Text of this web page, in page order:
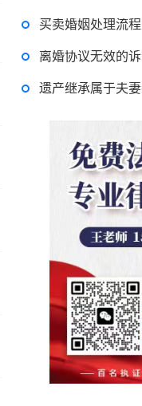
买卖婚姻处理流程是什么
离婚协议无效的诉讼
遗产继承属于夫妻共同